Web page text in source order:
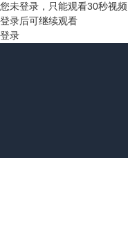
您未登录，只能观看30秒视频
登录后可继续观看
登录